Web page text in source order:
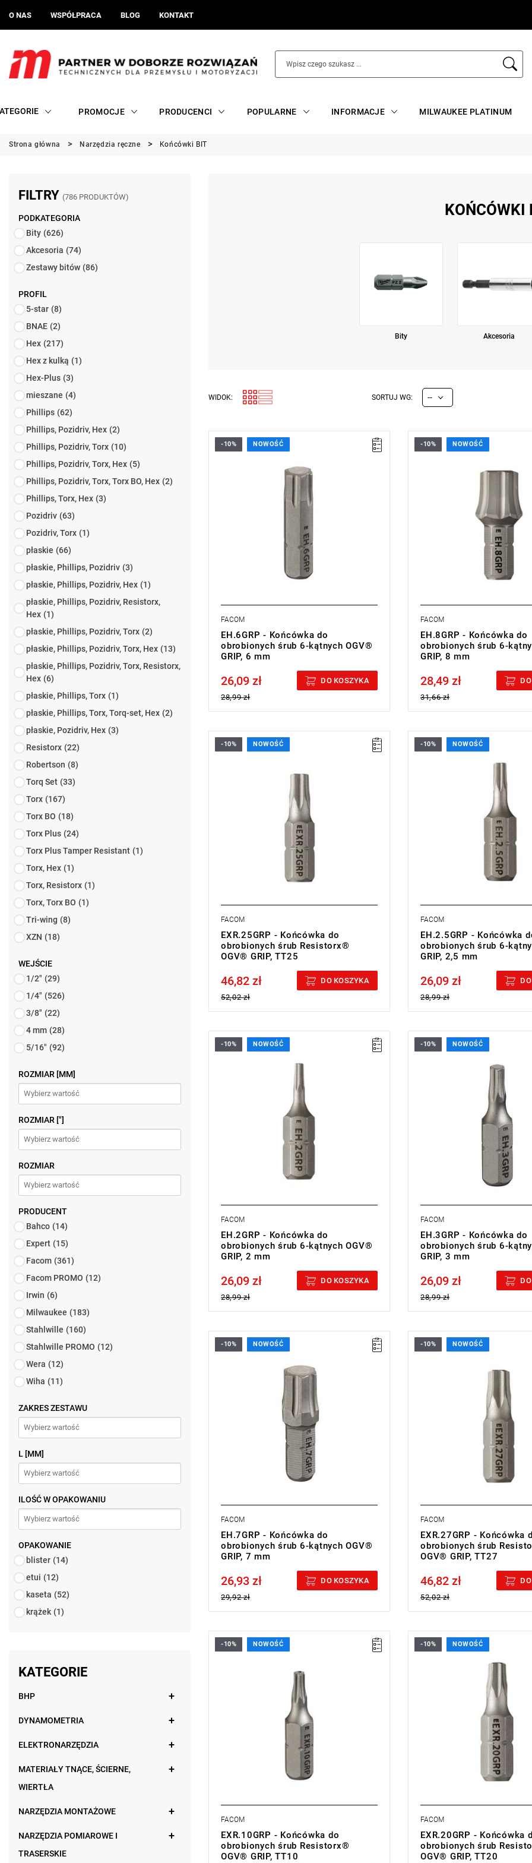
O NAS WSPÓŁPRACA BLOG KONTAKT
PROMOCJE PRODUCENCI POPULARNE INFORMACJE MILWAUKEE PLATINUM
Strona główna Narzędzia ręczne Końcówki BIT
FILTRY (786 PRODUKTÓW)
PODKATEGORIA
Bity (626)
Akcesoria (74)
Zestawy bitów (86)
PROFIL
5-star (8)
BNAE (2)
Hex (217)
Hex z kulką (1)
Hex-Plus (3)
mieszane (4)
Phillips (62)
Phillips, Pozidriv, Hex (2)
Phillips, Pozidriv, Torx (10)
Phillips, Pozidriv, Torx, Hex (5)
Phillips, Pozidriv, Torx, Torx BO, Hex (2)
Phillips, Torx, Hex (3)
Pozidriv (63)
Pozidriv, Torx (1)
płaskie (66)
płaskie, Phillips, Pozidriv (3)
płaskie, Phillips, Pozidriv, Hex (1)
płaskie, Phillips, Pozidriv, Resistorx,
Hex (1)
płaskie, Phillips, Pozidriv, Torx (2)
płaskie, Phillips, Pozidriv, Torx, Hex (13)
płaskie, Phillips, Pozidriv, Torx, Resistorx,
Hex (6)
płaskie, Phillips, Torx (1)
płaskie, Phillips, Torx, Torq-set, Hex (2)
płaskie, Pozidriv, Hex (3)
Resistorx (22)
Robertson (8)
Torq Set (33)
Torx (167)
Torx BO (18)
Torx Plus (24)
Torx Plus Tamper Resistant (1)
Torx, Hex (1)
Torx, Resistorx (1)
Torx, Torx BO (1)
Tri-wing (8)
XZN (18)
WEJŚCIE
1/2" (29)
1/4" (526)
3/8" (22)
4 mm (28)
5/16" (92)
ROZMIAR [MM]
ROZMIAR ["]
ROZMIAR
PRODUCENT
Bahco (14)
Expert (15)
Facom (361)
Facom PROMO (12)
Irwin (6)
Milwaukee (183)
Stahlwille (160)
Stahlwille PROMO (12)
Wera (12)
Wiha (11)
ZAKRES ZESTAWU
L [MM]
ILOŚĆ W OPAKOWANIU
OPAKOWANIE
blister (14)
etui (12)
kaseta (52)
krążek (1)
KATEGORIE
BHP
DYNAMOMETRIA
ELEKTRONARZĘDZIA
MATERIAŁY TNĄCE, ŚCIERNE,
WIERTŁA
NARZĘDZIA MONTAŻOWE
NARZĘDZIA POMIAROWE I
TRASERSKIE
KOŃCÓWKI
Bity Akcesoria
WIDOK: SORTUJ WG: --
• Rozmiar: 6 mm,
-10% NOWOŚĆ
FACOM
EH.6GRP - Końcówka do
obrobionych śrub 6-kątnych OGV®
GRIP, 6 mm
Price tax included
26,09 zł
28,99 zł
DO KOSZYKA
• Rozmiar: 8 mm,
• Waga: 0,009 kg
-10% NOWOŚĆ
FACOM
EH.8GRP - Końcówka do
obrobionych śrub 6-
GRIP, 8 mm
Price tax included
28,49 zł
31,66 zł
• Rozmiar: TT25,
-10% NOWOŚĆ
FACOM
EXR.25GRP - Końcówka do
obrobionych śrub Resistorx®
OGV® GRIP, TT25
Price tax included
46,82 zł
52,02 zł
DO KOSZYKA
• Rozmiar: 2,5 mm,
-10% NOWOŚĆ
FACOM
EH.2.5GRP - Końcówka
obrobionych śrub 6-
GRIP, 2,5 mm
Price tax included
26,09 zł
28,99 zł
• Rozmiar: 2 mm,
-10% NOWOŚĆ
FACOM
EH.2GRP - Końcówka do
obrobionych śrub 6-kątnych OGV®
GRIP, 2 mm
Price tax included
26,09 zł
28,99 zł
DO KOSZYKA
• Rozmiar: 3 mm,
-10% NOWOŚĆ
FACOM
EH.3GRP - Końcówka do
obrobionych śrub 6-
GRIP, 3 mm
Price tax included
26,09 zł
28,99 zł
• Rozmiar: 7 mm,
-10% NOWOŚĆ
FACOM
EH.7GRP - Końcówka do
obrobionych śrub 6-kątnych OGV®
GRIP, 7 mm
Price tax included
26,93 zł
29,92 zł
DO KOSZYKA
• Rozmiar: TT27,
-10% NOWOŚĆ
FACOM
EXR.27GRP - Końcówka
obrobionych śrub
OGV® GRIP, TT27
Price tax included
46,82 zł
52,02 zł
• Rozmiar: TT10,
-10% NOWOŚĆ
FACOM
EXR.10GRP - Końcówka do
obrobionych śrub Resistorx®
OGV® GRIP, TT10
• Rozmiar: TT20,
-10% NOWOŚĆ
FACOM
EXR.20GRP - Końcówka
obrobionych śrub
OGV® GRIP, TT20